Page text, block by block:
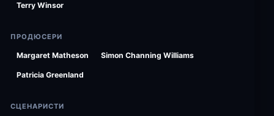
Terry Winsor
ПРОДЮСЕРИ
Margaret Matheson Simon Channing Williams
Patricia Greenland
СЦЕНАРИСТИ